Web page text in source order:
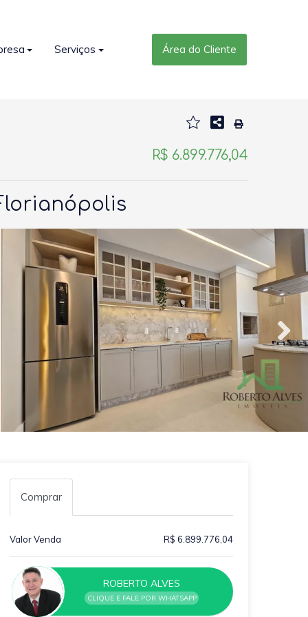
Serviços Área do Cliente
R$ 6.899.776,04
Comprar
Valor Venda R$ 6.899.776,04
ROBERTO ALVES
CLIQUE E FALE POR WHATSAPP